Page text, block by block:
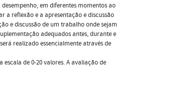
em diferentes momentos ao
a reflexão e a apresentação e discussão
e discussão de um trabalho onde sejam
adequados antes, durante e
realizado essencialmente através de
de 0-20 valores. A avaliação de